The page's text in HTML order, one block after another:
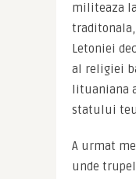
militeaza
Letoniei
al religiei
lituaniana
statului
A urmat
unde